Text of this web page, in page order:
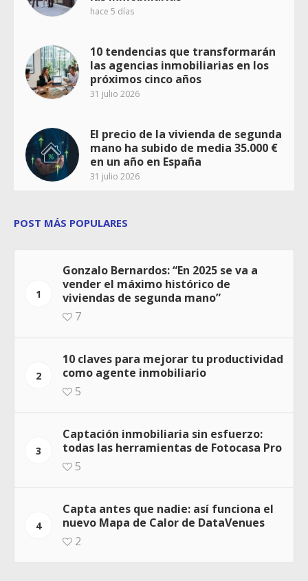
hace 5 días
10 tendencias que transformarán
las agencias inmobiliarias en los
próximos cinco años
31 julio 2026
El precio de la vivienda de segunda
mano ha subido de media 35.000 €
en un año en España
31 julio 2026
POST MÁS POPULARES
1
Gonzalo Bernardos: “En 2025 se va a
vender el máximo histórico de
viviendas de segunda mano”
7
2
10 claves para mejorar tu productividad
como agente inmobiliario
5
3
Captación inmobiliaria sin esfuerzo:
todas las herramientas de Fotocasa Pro
5
4
Capta antes que nadie: así funciona el
nuevo Mapa de Calor de DataVenues
2